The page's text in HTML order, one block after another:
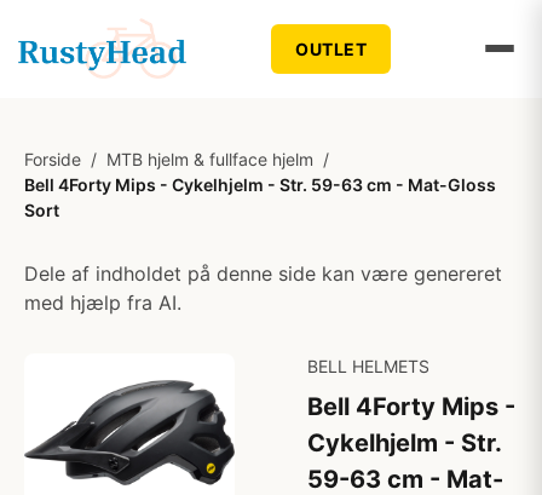
OUTLET
Forside / MTB hjelm & fullface hjelm /
Bell 4Forty Mips - Cykelhjelm - Str. 59-63 cm - Mat-Gloss
Sort
Dele af indholdet på denne side kan være genereret
med hjælp fra AI.
BELL HELMETS
Bell 4Forty Mips -
Cykelhjelm - Str.
59-63 cm - Mat-